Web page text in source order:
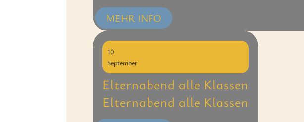
MEHR INFO
10
September
Elternabend alle Klassen
Elternabend alle Klassen